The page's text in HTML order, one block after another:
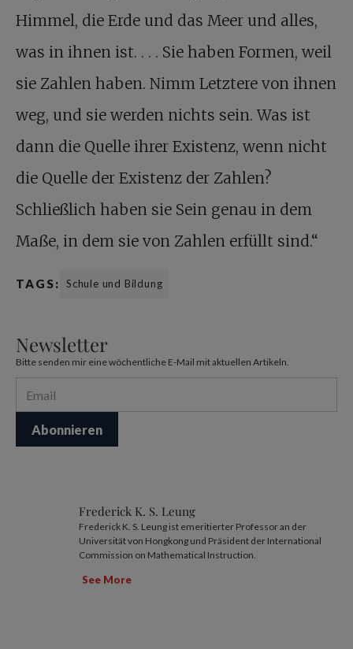
Himmel, die Erde und das Meer und alles,
was in ihnen ist. . . . Sie haben Formen, weil
sie Zahlen haben. Nimm Letztere von ihnen
weg, und sie werden nichts sein. Was ist
dann die Quelle ihrer Existenz, wenn nicht
die Quelle der Existenz der Zahlen?
Schließlich haben sie Sein genau in dem
Maße, in dem sie von Zahlen erfüllt sind.“
TAGS: Schule und Bildung
Newsletter
Bitte senden mir eine wöchentliche E-Mail mit aktuellen Artikeln.
Frederick K. S. Leung
Frederick K. S. Leung ist emeritierter Professor an der
Universität von Hongkong und Präsident der International
Commission on Mathematical Instruction.
See More